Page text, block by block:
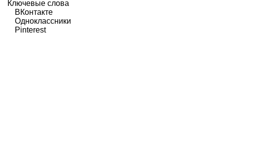
Ключевые слова
ВКонтакте
Одноклассники
Pinterest